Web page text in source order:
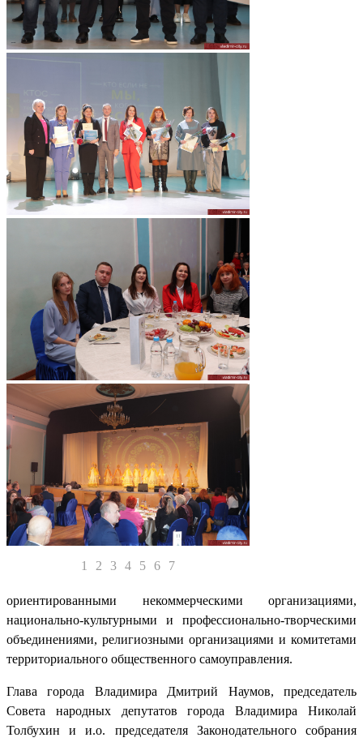
1 2 3 4 5 6 7
ориентированными некоммерческими организациями,
национально-культурными и профессионально-творческими
объединениями, религиозными организациями и комитетами
территориального общественного самоуправления.
Глава города Владимира Дмитрий Наумов, председатель
Совета народных депутатов города Владимира Николай
Толбухин и и.о. председателя Законодательного собрания